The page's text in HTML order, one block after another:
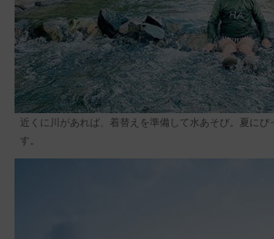
近くに川があれば、着替えを準備して水あそび。夏にぴ
す。